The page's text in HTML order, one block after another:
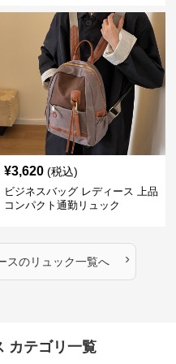
¥3,620 (税込)
ビジネスバッグ レディース 上品
コンパクト通勤リュック
スのリュック一覧へ ›
カテゴリ一覧